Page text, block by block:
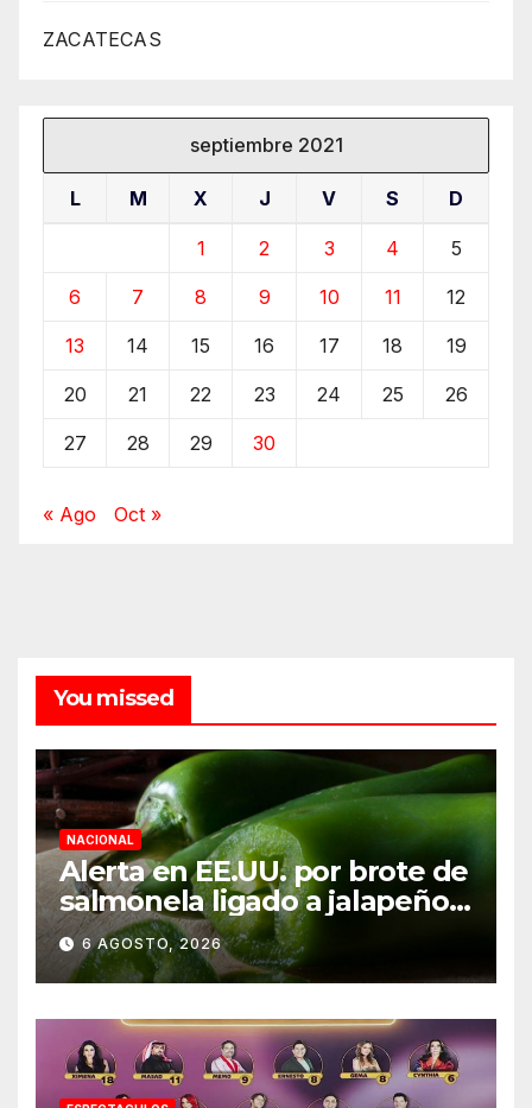
ZACATECAS
septiembre 2021
L M X J V S D
1 2 3 4 5
6 7 8 9 10 11 12
13 14 15 16 17 18 19
20 21 22 23 24 25 26
27 28 29 30
« Ago Oct »
You missed
NACIONAL
Alerta en EE.UU. por brote de
salmonela ligado a jalapeños
mexicanos; reportan 345
casos
6 AGOSTO, 2026